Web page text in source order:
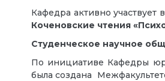
Кафедра активно
Коченовские чтения
Студенческое научное
По инициативе Кафедры
была создана